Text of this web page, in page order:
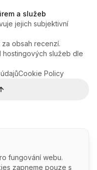
fungování webu.
zapneme pouze s
a služeb
jejich subjektivní
obsah recenzí.
hostingových služeb dle
Cookie Policy